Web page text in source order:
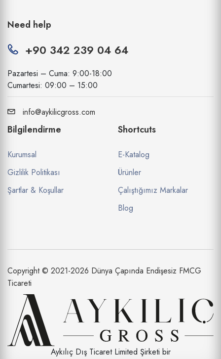
Need help
+90 342 239 04 64
Pazartesi – Cuma: 9:00-18:00
Cumartesi: 09:00 – 15:00
info@aykilicgross.com
Bilgilendirme
Kurumsal
Gizlilik Politikası
Şartlar & Koşullar
Shortcuts
E-Katalog
Ürünler
Çalıştığımız Markalar
Blog
Copyright © 2021-2026 Dünya Çapında Endişesiz FMCG
Ticareti
Aykılıç Dış Ticaret Limited Şirketi bir